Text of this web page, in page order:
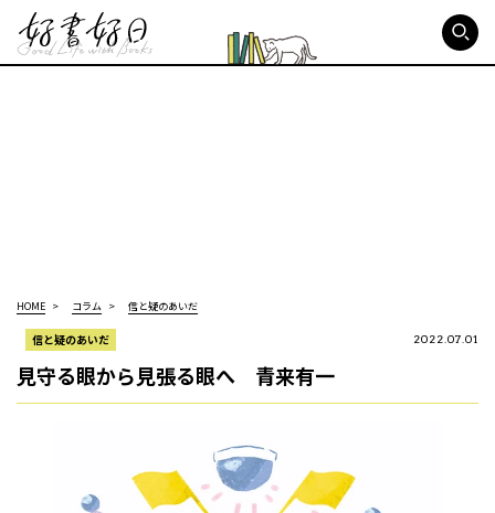
HOME コラム 信と疑のあいだ
信と疑のあいだ 2022.07.01
見守る眼から見張る眼へ 青来有一